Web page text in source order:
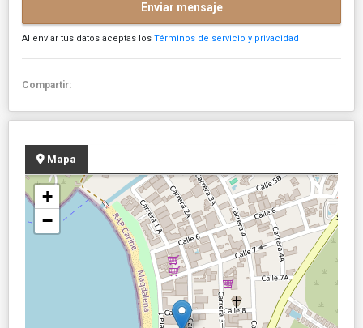
Enviar mensaje
Al enviar tus datos aceptas los Términos de servicio y privacidad
Compartir:
Mapa
+
−